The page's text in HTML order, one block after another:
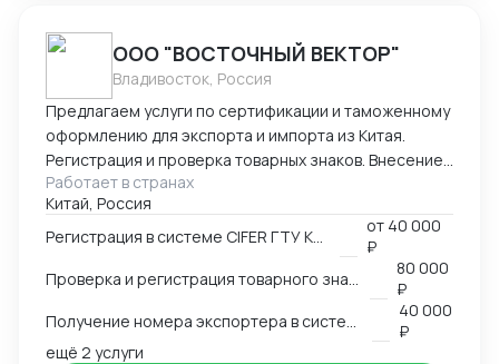
ООО "ВОСТОЧНЫЙ ВЕКТОР"
Владивосток, Россия
Предлагаем услуги по сертификации и таможенному
оформлению для экспорта и импорта из Китая.
Регистрация и проверка товарных знаков. Внесение
в таможенный реестр товарных знаков.
Изготовление маркировки для пищевой продукции
для реализации в Китае. Получение номера
HS и CIQ кодов.
Работает в странах
Китай, Россия
от 40 000
₽
80 000
₽
40 000
₽
ещё 2 услуги